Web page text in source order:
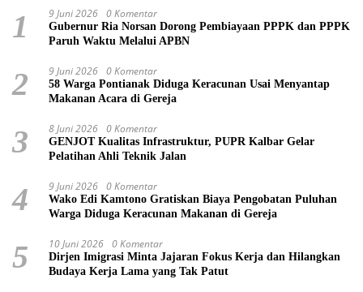
1 9 Juni 2026 0 Komentar
Gubernur Ria Norsan Dorong Pembiayaan PPPK dan PPPK
Paruh Waktu Melalui APBN
2 9 Juni 2026 0 Komentar
58 Warga Pontianak Diduga Keracunan Usai Menyantap
Makanan Acara di Gereja
3 8 Juni 2026 0 Komentar
GENJOT Kualitas Infrastruktur, PUPR Kalbar Gelar
Pelatihan Ahli Teknik Jalan
4 9 Juni 2026 0 Komentar
Wako Edi Kamtono Gratiskan Biaya Pengobatan Puluhan
Warga Diduga Keracunan Makanan di Gereja
5 10 Juni 2026 0 Komentar
Dirjen Imigrasi Minta Jajaran Fokus Kerja dan Hilangkan
Budaya Kerja Lama yang Tak Patut